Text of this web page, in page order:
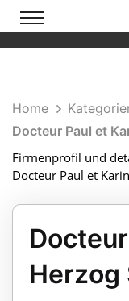
Home
Docteur Paul et
Firmenprofil und
Docteur Paul et
Herzog